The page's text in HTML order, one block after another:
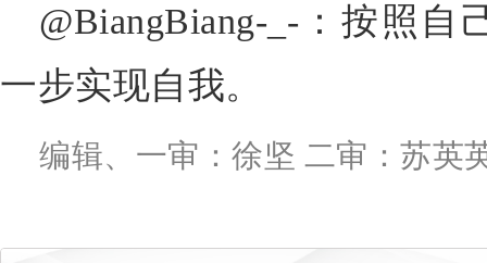
@BiangBiang-_-：按照
一步实现自我。
编辑、一审：徐坚 二审：苏英